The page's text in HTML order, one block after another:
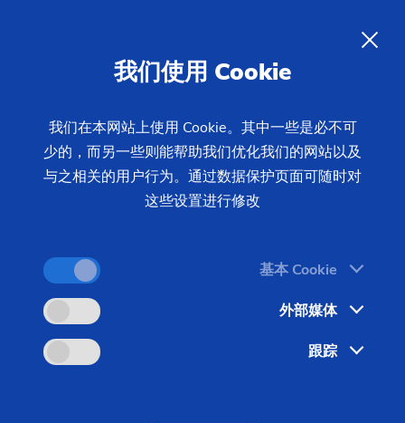
可在施工现场实现
强大的性能
所有制造商都希望实现零排放，工程机械制造商当然
也不例外。埃马克可以帮助广大制造商实现这一目
标。埃马克在研发新型制造方案领域拥有极为丰富的
我们使用 Cookie
我们在本网站上使用 Cookie。其中一些是必不可
少的，而另一些则能帮助我们优化我们的网站以及
与之相关的用户行为。通过数据保护页面可随时对
这些设置进行修改
基本 Cookie
外部媒体
跟踪